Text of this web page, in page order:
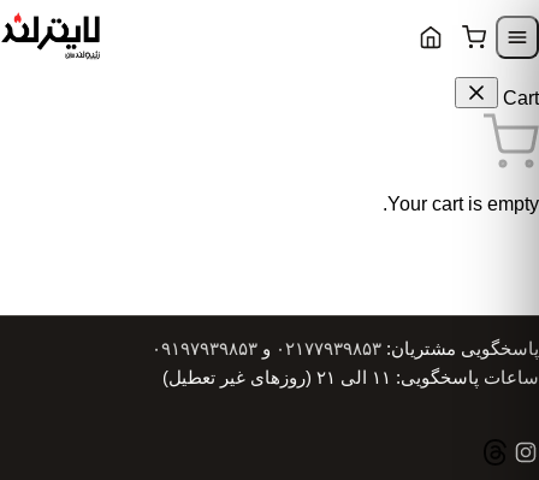
Skip to navigation
Cart
Your cart is empty.
پاسخگویی مشتریان: ۰۲۱۷۷۹۳۹۸۵۳ و ۰۹۱۹۷۹۳۹۸۵۳
ساعات پاسخگویی: ۱۱ الی ۲۱ (روزهای غیر تعطیل)